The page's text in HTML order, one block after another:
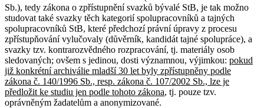
Sb.), tedy zákona o zpřístupnění svazků bývalé StB, je tak možno
studovat také svazky těch kategorií spolupracovníků a tajných
spolupracovníků StB, které předchozí právní úpravy z procesu
zpřístupňování vylučovaly (důvěrník, kandidát tajné spolupráce), a
svazky tzv. kontrarozvědného rozpracování, tj. materiály osob
sledovaných; ovšem s jedinou, dosti významnou, výjimkou: pokud
již konkrétní archiválie mladší 30 let byly zpřístupněny podle
zákona č. 140/1996 Sb., resp. zákona č. 107/2002 Sb., lze je
předložit ke studiu jen podle tohoto zákona, tj. pouze tzv.
oprávněným žadatelům a anonymizované.